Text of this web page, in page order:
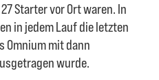
Starter vor Ort waren. In
in jedem Lauf die letzten
Omnium mit dann
wurde.